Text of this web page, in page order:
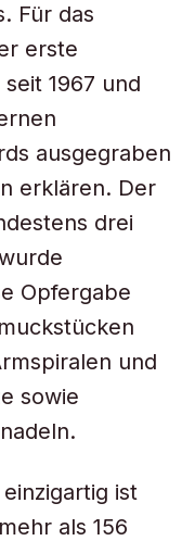
Für das
erste
1967 und
ausgegraben
erklären. Der
drei
Opfergabe
und
sowie
ist
als 156